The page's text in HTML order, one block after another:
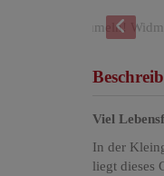
Viel
In der
liegt dieses